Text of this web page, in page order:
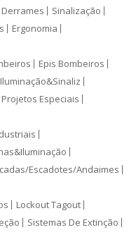
Sinalização
Ergonomia
Epis Bombeiros
Iluminação&Sinaliz
Projetos Especiais
Escadotes/Andaimes
Lockout Tagout
Sistemas De Extinção